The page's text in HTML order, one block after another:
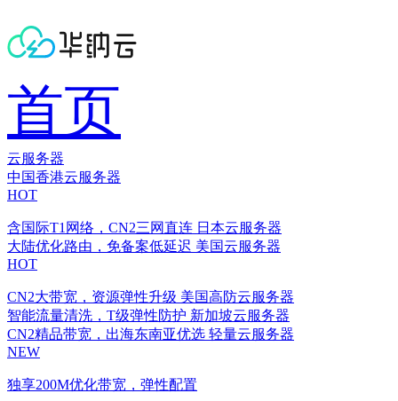
首页
云服务器
中国香港云服务器
HOT
含国际T1网络，CN2三网直连 日本云服务器
大陆优化路由，免备案低延迟 美国云服务器
HOT
CN2大带宽，资源弹性升级 美国高防云服务器
智能流量清洗，T级弹性防护 新加坡云服务器
CN2精品带宽，出海东南亚优选 轻量云服务器
NEW
独享200M优化带宽，弹性配置